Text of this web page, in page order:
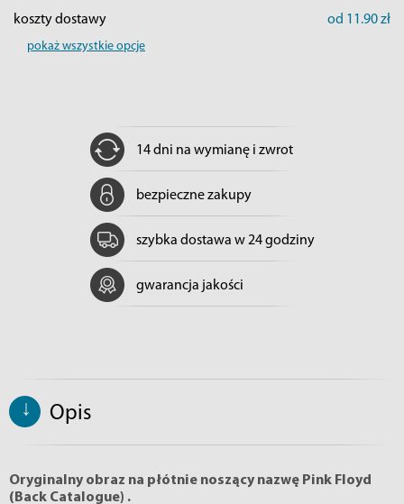
koszty dostawy
od 11.90 zł
pokaż wszystkie opcje
14 dni na wymianę i zwrot
bezpieczne zakupy
szybka dostawa w 24 godziny
gwarancja jakości
↓ Opis
Oryginalny obraz na płótnie noszący nazwę Pink Floyd
(Back Catalogue) .